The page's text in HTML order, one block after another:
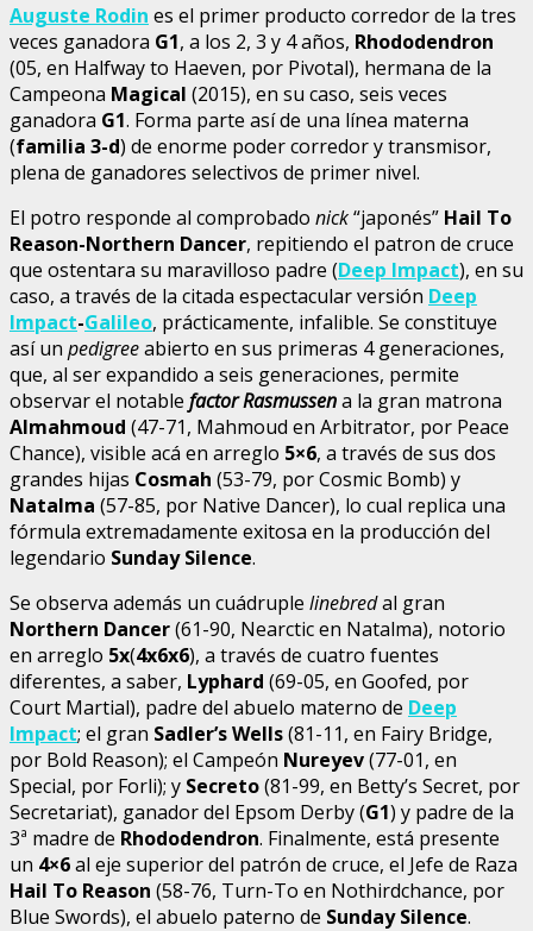
Auguste Rodin es el primer producto corredor de la tres
veces ganadora G1, a los 2, 3 y 4 años, Rhododendron
(05, en Halfway to Haeven, por Pivotal), hermana de la
Campeona Magical (2015), en su caso, seis veces
ganadora G1. Forma parte así de una línea materna
(familia 3-d) de enorme poder corredor y transmisor,
plena de ganadores selectivos de primer nivel.
El potro responde al comprobado nick“japonés” Hail To
Reason-Northern Dancer, repitiendo el patron de cruce
que ostentara su maravilloso padre (Deep Impact), en su
caso, a través de la citada espectacular versión Deep
Impact-Galileo, prácticamente, infalible. Se constituye
así un pedigreeabierto en sus primeras 4 generaciones,
que, al ser expandido a seis generaciones, permite
observar el notable factor Rasmussena la gran matrona
Almahmoud (47-71, Mahmoud en Arbitrator, por Peace
Chance), visible acá en arreglo 5×6, a través de sus dos
grandes hijas Cosmah (53-79, por Cosmic Bomb) y
Natalma (57-85, por Native Dancer), lo cual replica una
fórmula extremadamente exitosa en la producción del
legendario Sunday Silence.
Se observa además un cuádruple linebredal gran
Northern Dancer(61-90, Nearctic en Natalma), notorio
en arreglo 5x(4x6x6), a través de cuatro fuentes
diferentes, a saber, Lyphard (69-05, en Goofed, por
Court Martial), padre del abuelo materno de Deep
Impact; el gran Sadler’s Wells(81-11, en Fairy Bridge,
por Bold Reason); el Campeón Nureyev(77-01, en
Special, por Forli); y Secreto(81-99, en Betty’s Secret, por
Secretariat), ganador del Epsom Derby (G1) y padre de la
3ª madre de Rhododendron. Finalmente, está presente
un 4×6al eje superior del patrón de cruce, el Jefe de Raza
Hail To Reason (58-76, Turn-To en Nothirdchance, por
Blue Swords), el abuelo paterno de Sunday Silence.